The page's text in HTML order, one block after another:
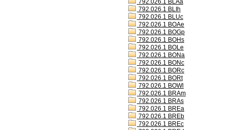
792.026.1 BLAa
792.026.1 BLIh
792.026.1 BLUc
792.026.1 BOAe
792.026.1 BOGp
792.026.1 BOHs
792.026.1 BOLe
792.026.1 BONa
792.026.1 BONc
792.026.1 BORc
792.026.1 BORt
792.026.1 BOWl
792.026.1 BRAm
792.026.1 BRAs
792.026.1 BREa
792.026.1 BREb
792.026.1 BREc